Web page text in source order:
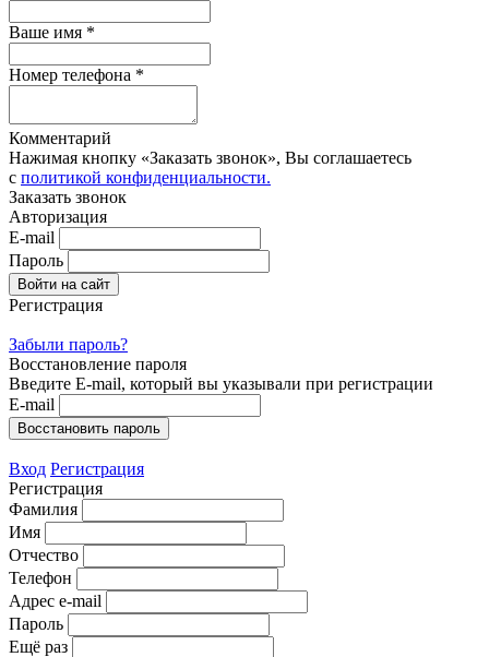
Ваше имя *
Номер телефона *
Комментарий
Нажимая кнопку «Заказать звонок», Вы соглашаетесь
с политикой конфиденциальности.
Заказать звонок
Авторизация
E-mail
Пароль
Регистрация
Забыли пароль?
Восстановление пароля
Введите E-mail, который вы указывали при регистрации
E-mail
Вход Регистрация
Регистрация
Фамилия
Имя
Отчество
Телефон
Адрес e-mail
Пароль
Ещё раз